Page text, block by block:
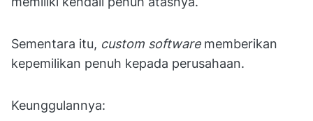
Sementara itu, custom softwarememberikan
kepemilikan penuh kepada perusahaan.
Keunggulannya: